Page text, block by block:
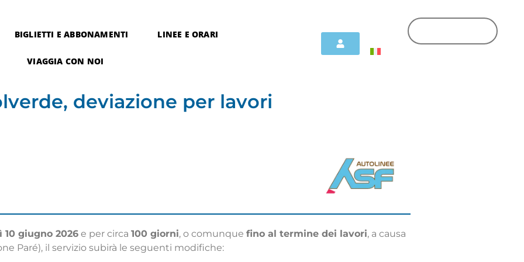
BIGLIETTI E ABBONAMENTI LINEE E ORARI
VIAGGIA CON NOI
deviazione per lavori
10 giugno 2026 e per circa 100 giorni, o comunque fino al termine dei lavori, a causa
Paré), il servizio subirà le seguenti modifiche: